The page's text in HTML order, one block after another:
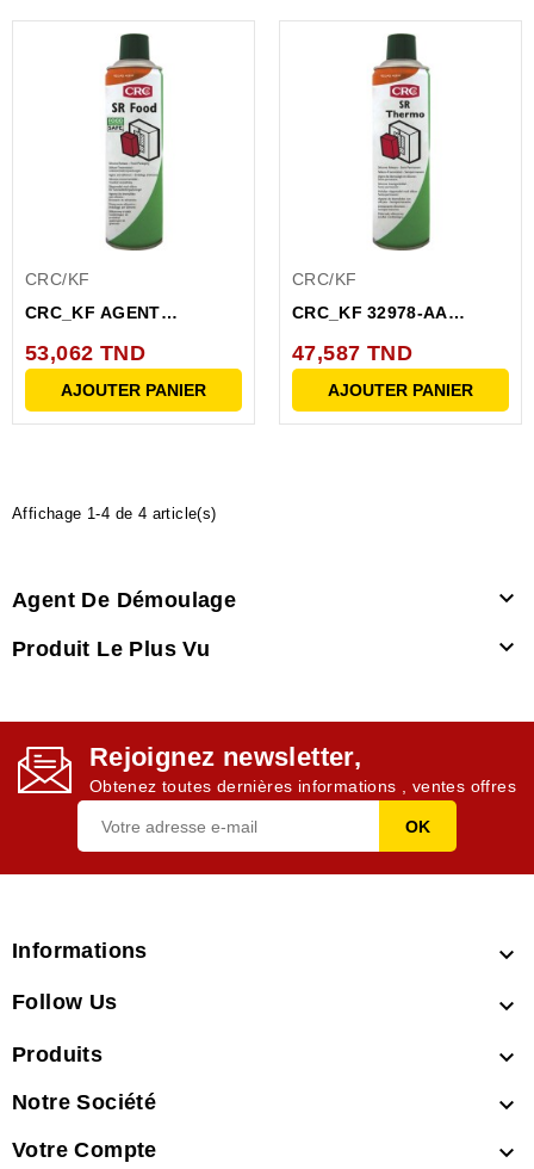
CRC/KF
CRC_KF AGENT
SILICONE SR FOOD
53,062 TND
AJOUTER PANIER
CRC/KF
CRC_KF 32978-AA
AVEC...
47,587 TND
AJOUTER PANIER
Affichage 1-4 de 4 article(s)
Agent De Démoulage 
Produit Le Plus Vu 
Rejoignez newsletter,
Obtenez toutes dernières informations , ventes offres
Informations 
Follow Us 
Produits 
Notre Société 
Votre Compte 